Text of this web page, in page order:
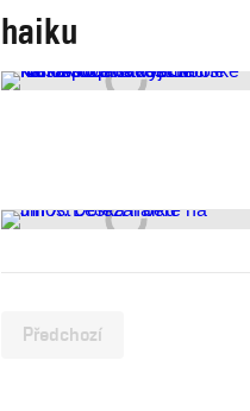
haiku
Předchozí